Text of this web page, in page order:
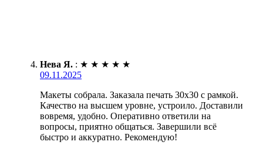
Нева Я. : ★ ★ ★ ★ ★
09.11.2025
Макеты собрала. Заказала печать 30х30 с рамкой.
Качество на высшем уровне, устроило. Доставили
вовремя, удобно. Оперативно ответили на
вопросы, приятно общаться. Завершили всё
быстро и аккуратно. Рекомендую!